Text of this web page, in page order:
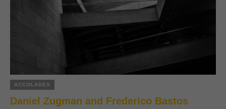
ACCOLADES
Daniel Zugman and Frederico Bastos